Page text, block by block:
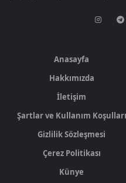
Anasayfa
Hakkımızda
İletişim
Şartlar ve Kullanım Koşulları
Gizlilik Sözleşmesi
Çerez Politikası
Künye